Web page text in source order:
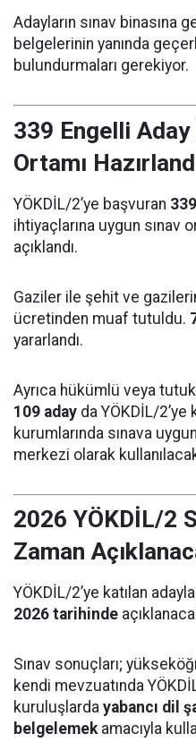
Adayların sınav binasına
belgelerinin yanında
bulundurmaları gerekiyor.
339 Engelli Aday
Ortamı
YÖKDİL/2’ye başvuran
ihtiyaçlarına uygun sınav
açıklandı.
Gaziler ile şehit ve
ücretinden muaf tutuldu.
yararlandı.
Ayrıca hükümlü veya
109 aday da YÖKDİL/2’ye
kurumlarında sınava
merkezi olarak
2026 YÖKDİL/2
Zaman
YÖKDİL/2’ye katılan
2026 tarihinde
Sınav sonuçları;
kendi mevzuatında
kuruluşlarda yabancı dil
belgelemekamacıyla